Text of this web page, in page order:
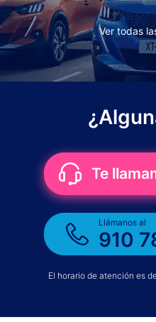
Ver todas
Te
Llámanos al
910
El horario de atención es